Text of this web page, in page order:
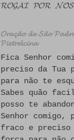
𝓡𝓞𝓖𝓐𝓘 𝓟𝓞𝓡
𝓞𝓻𝓪𝓬̧𝓪̃𝓸 𝓭𝓮 𝓢𝓪̃𝓸
𝓟𝓲𝓮𝓽𝓻𝓮𝓵𝓬𝓲𝓷𝓪
Fica Senhor
preciso da Tua
para não te
Sabes quão
posso te
Senhor comigo,
fraco e preciso